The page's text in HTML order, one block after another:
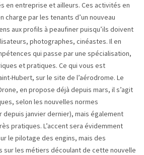
en entreprise et ailleurs. Ces activités en
charge par les tenants d’un nouveau
aux profils à peaufiner puisqu’ils doivent
photographes, cinéastes. Il en
qui passe par une spécialisation,
et pratiques. Ce qui vous est
Hubert, sur le site de l’aérodrome. Le
en propose déjà depuis mars, il s’agit
selon les nouvelles normes
depuis janvier dernier), mais également
pratiques. L’accent sera évidemment
le pilotage des engins, mais des
sur les métiers découlant de cette nouvelle